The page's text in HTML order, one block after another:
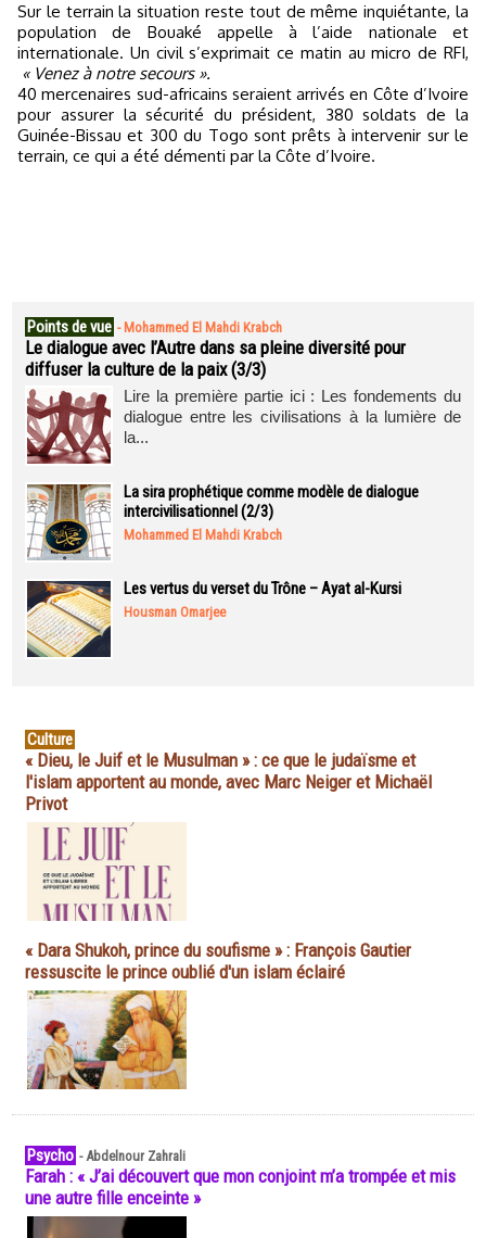
Sur le terrain la situation reste tout de même inquiétante, la
population de Bouaké appelle à l’aide nationale et
internationale. Un civil s’exprimait ce matin au micro de RFI,
« Venez à notre secours ».
40 mercenaires sud-africains seraient arrivés en Côte d’Ivoire
pour assurer la sécurité du président, 380 soldats de la
Guinée-Bissau et 300 du Togo sont prêts à intervenir sur le
terrain, ce qui a été démenti par la Côte d’Ivoire.
Points de vue - Mohammed El Mahdi Krabch
Le dialogue avec l’Autre dans sa pleine diversité pour
diffuser la culture de la paix (3/3)
Lire la première partie ici : Les fondements du
dialogue entre les civilisations à la lumière de
la...
La sira prophétique comme modèle de dialogue
intercivilisationnel (2/3)
Mohammed El Mahdi Krabch
Les vertus du verset du Trône – Ayat al-Kursi
Housman Omarjee
Culture
« Dieu, le Juif et le Musulman » : ce que le judaïsme et
l'islam apportent au monde, avec Marc Neiger et Michaël
Privot
« Dara Shukoh, prince du soufisme » : François Gautier
ressuscite le prince oublié d'un islam éclairé
Psycho -Abdelnour Zahrali
Farah : « J’ai découvert que mon conjoint m’a trompée et mis
une autre fille enceinte »